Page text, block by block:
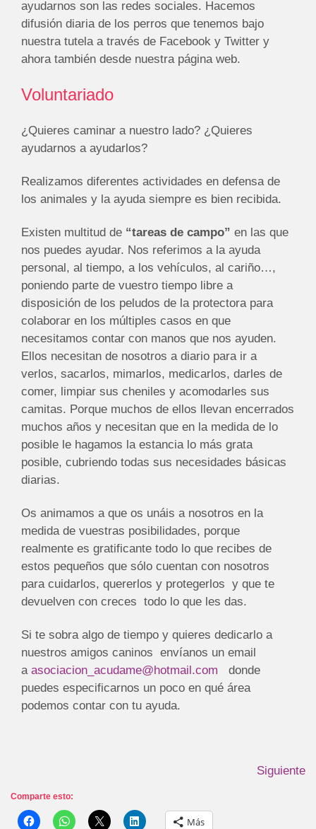
ayudarnos son las redes sociales. Hacemos
difusión diaria de los perros que tenemos bajo
nuestra tutela a través de Facebook y Twitter y
ahora también desde nuestra página web.
Voluntariado
¿Quieres caminar a nuestro lado? ¿Quieres
ayudarnos a ayudarlos?
Realizamos diferentes actividades en defensa de
los animales y la ayuda siempre es bien recibida.
Existen multitud de “tareas de campo” en las que
nos puedes ayudar. Nos referimos a la ayuda
personal, al tiempo, a los vehículos, al cariño…,
poniendo parte de vuestro tiempo libre a
disposición de los peludos de la protectora para
colaborar en los múltiples casos en que
necesitamos contar con manos que nos ayuden.
Ellos necesitan de nosotros a diario para ir a
verlos, sacarlos, mimarlos, medicarlos, darles de
comer, limpiar sus cheniles y acomodarles sus
camitas. Porque muchos de ellos llevan encerrados
muchos años y necesitan que en la medida de lo
posible le hagamos la estancia lo más grata
posible, cubriendo todas sus necesidades básicas
diarias.
Os animamos a que os unáis a nosotros en la
medida de vuestras posibilidades, porque
realmente es gratificante todo lo que recibes de
estos pequeños que sólo cuentan con nosotros
para cuidarlos, quererlos y protegerlos y que te
devuelven con creces todo lo que les das.
Si te sobra algo de tiempo y quieres dedicarlo a
nuestros amigos caninos envíanos un email
a asociacion_acudame@hotmail.com
donde
puedes especificarnos un poco en qué área
podemos contar con tu ayuda.
Siguiente
Comparte esto:
Más